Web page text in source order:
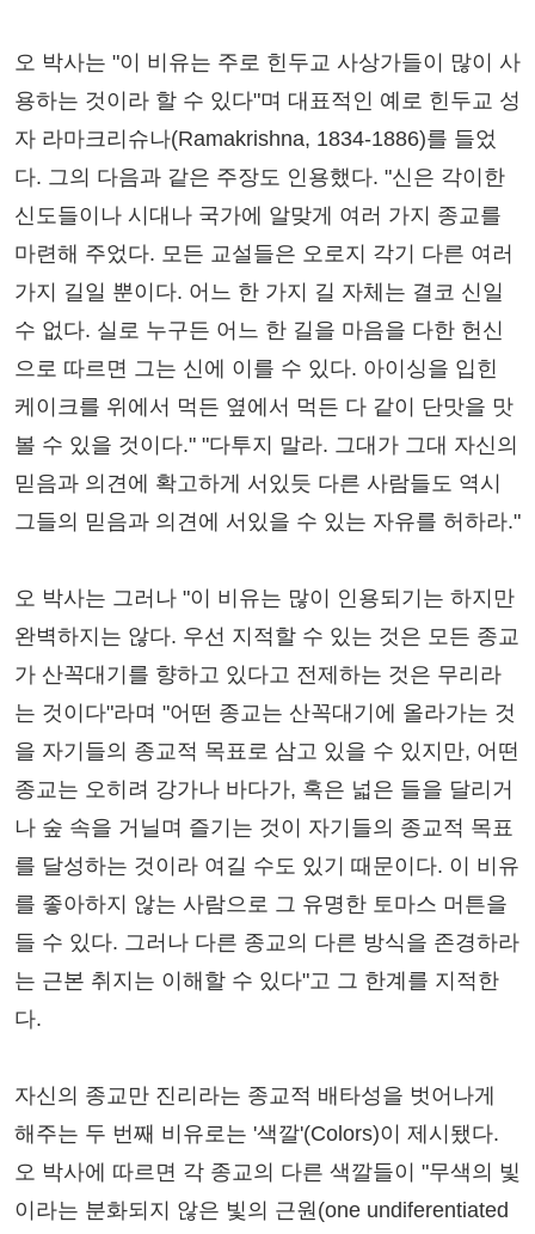
오 박사는 "이 비유는 주로 힌두교 사상가들이 많이 사
용하는 것이라 할 수 있다"며 대표적인 예로 힌두교 성
자 라마크리슈나(Ramakrishna, 1834-1886)를 들었
다. 그의 다음과 같은 주장도 인용했다. "신은 각이한
신도들이나 시대나 국가에 알맞게 여러 가지 종교를
마련해 주었다. 모든 교설들은 오로지 각기 다른 여러
가지 길일 뿐이다. 어느 한 가지 길 자체는 결코 신일
수 없다. 실로 누구든 어느 한 길을 마음을 다한 헌신
으로 따르면 그는 신에 이를 수 있다. 아이싱을 입힌
케이크를 위에서 먹든 옆에서 먹든 다 같이 단맛을 맛
볼 수 있을 것이다." "다투지 말라. 그대가 그대 자신의
믿음과 의견에 확고하게 서있듯 다른 사람들도 역시
그들의 믿음과 의견에 서있을 수 있는 자유를 허하라."
오 박사는 그러나 "이 비유는 많이 인용되기는 하지만
완벽하지는 않다. 우선 지적할 수 있는 것은 모든 종교
가 산꼭대기를 향하고 있다고 전제하는 것은 무리라
는 것이다"라며 "어떤 종교는 산꼭대기에 올라가는 것
을 자기들의 종교적 목표로 삼고 있을 수 있지만, 어떤
종교는 오히려 강가나 바다가, 혹은 넓은 들을 달리거
나 숲 속을 거닐며 즐기는 것이 자기들의 종교적 목표
를 달성하는 것이라 여길 수도 있기 때문이다. 이 비유
를 좋아하지 않는 사람으로 그 유명한 토마스 머튼을
들 수 있다. 그러나 다른 종교의 다른 방식을 존경하라
는 근본 취지는 이해할 수 있다"고 그 한계를 지적한
다.
자신의 종교만 진리라는 종교적 배타성을 벗어나게
해주는 두 번째 비유로는 '색깔'(Colors)이 제시됐다.
오 박사에 따르면 각 종교의 다른 색깔들이 "무색의 빛
이라는 분화되지 않은 빛의 근원(one undiferentiated